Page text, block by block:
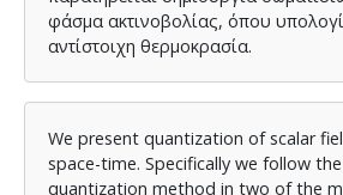
φάσμα ακτινοβολίας, όπου
αντίστοιχη θερμοκρασία.
We present quantization of scalar
space-time. Specifically we follow
quantization method in two of the